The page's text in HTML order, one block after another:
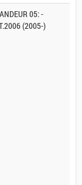
05: -
(2005-)